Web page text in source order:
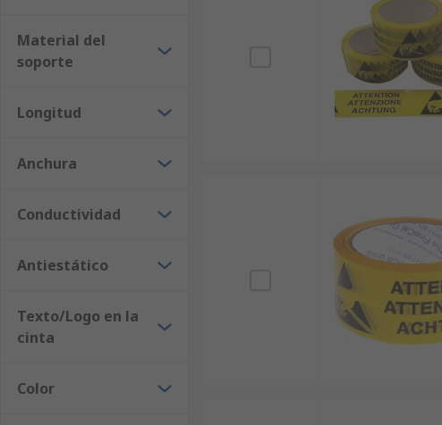
Material del
soporte
Longitud
Anchura
Conductividad
Antiestático
Texto/Logo en la
cinta
Color